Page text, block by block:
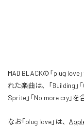
MAD BLACKの「plug
れた楽曲は、「Building」
Sprite」「No more cry」
なお「plug love」は、